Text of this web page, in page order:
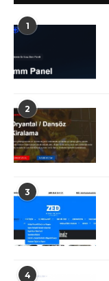
1
2
3
4